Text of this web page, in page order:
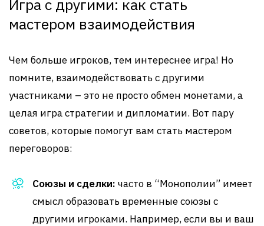
Игра с другими: как стать
мастером взаимодействия
Чем больше игроков, тем интереснее игра! Но
помните, взаимодействовать с другими
участниками – это не просто обмен монетами, а
целая игра стратегии и дипломатии. Вот пару
советов, которые помогут вам стать мастером
переговоров:
Союзы и сделки: часто в “Монополии” имеет
смысл образовать временные союзы с
другими игроками. Например, если вы и ваш